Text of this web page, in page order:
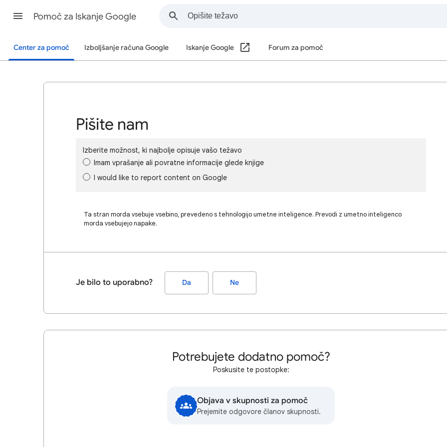
Pomoč za Iskanje Google
Center za pomoč Izboljšanje računa Google Iskanje Google Forum za pomoč
Pišite nam
Izberite možnost, ki najbolje opisuje vašo težavo
Imam vprašanje ali povratne informacije glede knjige
I would like to report content on Google
Ta stran morda vsebuje vsebino, prevedeno s tehnologijo umetne inteligence. Prevodi z umetno inteligenco
morda vsebujejo napake.
Je bilo to uporabno? Da Ne
Potrebujete dodatno pomoč?
Poskusite te postopke:
Objava v skupnosti za pomoč
Prejemite odgovore članov skupnosti.